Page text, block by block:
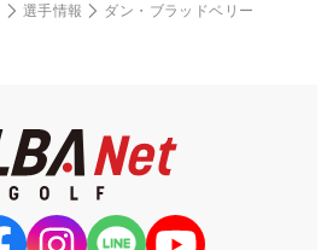
選手情報 ダン・ブラッドベリー